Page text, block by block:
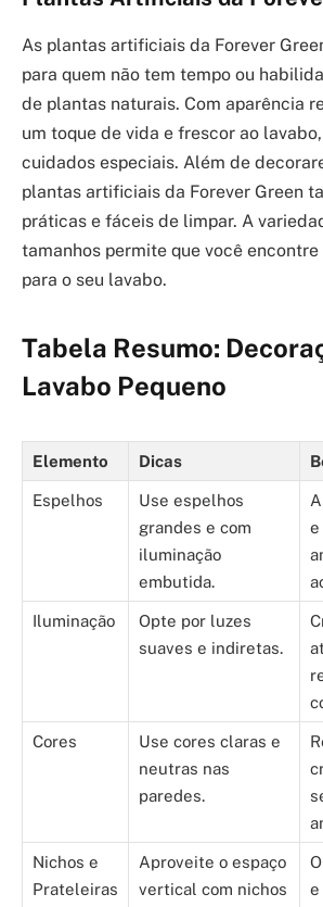
As plantas artificiais da Forever
para quem não tem tempo ou
de plantas naturais. Com aparência
um toque de vida e frescor ao
cuidados especiais. Além de
plantas artificiais da Forever Green
práticas e fáceis de limpar. A
tamanhos permite que você
para o seu lavabo.
Tabela Resumo:
Lavabo Pequeno
Elemento Dicas
Espelhos
Use espelhos
grandes e com
iluminação
embutida.
e
Iluminação
Opte por luzes
suaves e indiretas.
Cores
Use cores claras e
neutras nas
paredes.
Nichos e
Prateleiras
Aproveite o espaço
vertical com nichos
e